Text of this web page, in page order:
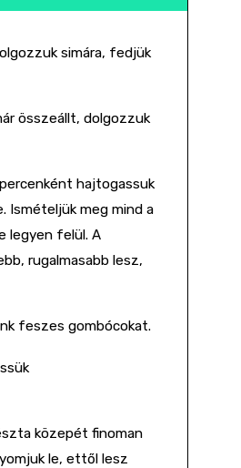
simára, fedjük
összeállt, dolgozzuk
hajtogassuk
Ismételjük meg mind a
legyen felül. A
rugalmasabb lesz,
feszes gombócokat.
közepét finoman
le, ettől lesz